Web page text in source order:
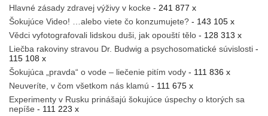
Hlavné zásady zdravej výživy v kocke - 241 877 x
Šokujúce Video! …alebo viete čo konzumujete? - 143 105 x
Vědci vyfotografovali lidskou duši, jak opouští tělo - 128 313 x
Liečba rakoviny stravou Dr. Budwig a psychosomatické súvislosti -
115 108 x
Šokujúca „pravda“ o vode – liečenie pitím vody - 111 836 x
Neuveríte, v čom všetkom nás klamú - 111 675 x
Experimenty v Rusku prinášajú šokujúce úspechy o ktorých sa
nepíše - 111 223 x